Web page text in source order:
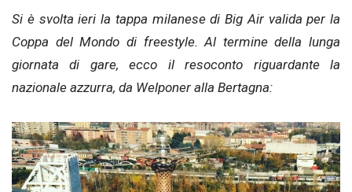
Si è svolta ieri la tappa milanese di Big Air valida per la
Coppa del Mondo di freestyle. Al termine della lunga
giornata di gare, ecco il resoconto riguardante la
nazionale azzurra, da Welponer alla Bertagna: